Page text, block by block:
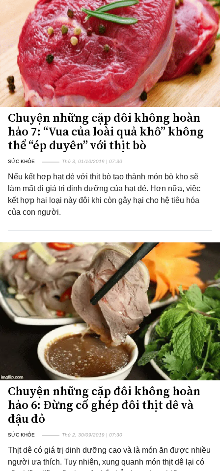
Chuyện những cặp đôi không hoàn
hảo 7: “Vua của loài quả khô” không
thể “ép duyên” với thịt bò
SỨC KHỎE Thứ 3, 01/10/2019 | 07:30
Nếu kết hợp hạt dẻ với thịt bò tạo thành món bò kho sẽ
làm mất đi giá trị dinh dưỡng của hạt dẻ. Hơn nữa, việc
kết hợp hai loại này đôi khi còn gây hại cho hệ tiêu hóa
của con người.
Chuyện những cặp đôi không hoàn
hảo 6: Đừng cố ghép đôi thịt dê và
đậu đỏ
SỨC KHỎE Thứ 2, 30/09/2019 | 07:30
Thịt dê có giá trị dinh dưỡng cao và là món ăn được nhiều
người ưa thích. Tuy nhiên, xung quanh món thịt dê lại có